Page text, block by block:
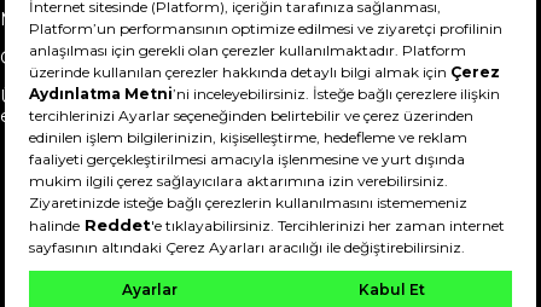
Mesafeli Satış Sözleşmesi
Teslimat Bilgisi
Gizlilik Sözleşmesi
Şartlar & Koşullar
Ürünümü nasıl iade
edebilirim?
Hakkımızda
DeFactoFIT ©️ 2022-2026. Tüm hakları saklıdır.